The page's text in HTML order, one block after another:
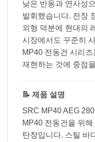
낮은 반동과 연사성
발휘했습니다. 전장
외형 덕분에 현대의
시장에서도 꾸준히
MP40 전동건 시리
재현하는 것에 중점
📝 제품 설명
SRC MP40 AEG
MP40 전동건을 위
탄창입니다. 스틸 바